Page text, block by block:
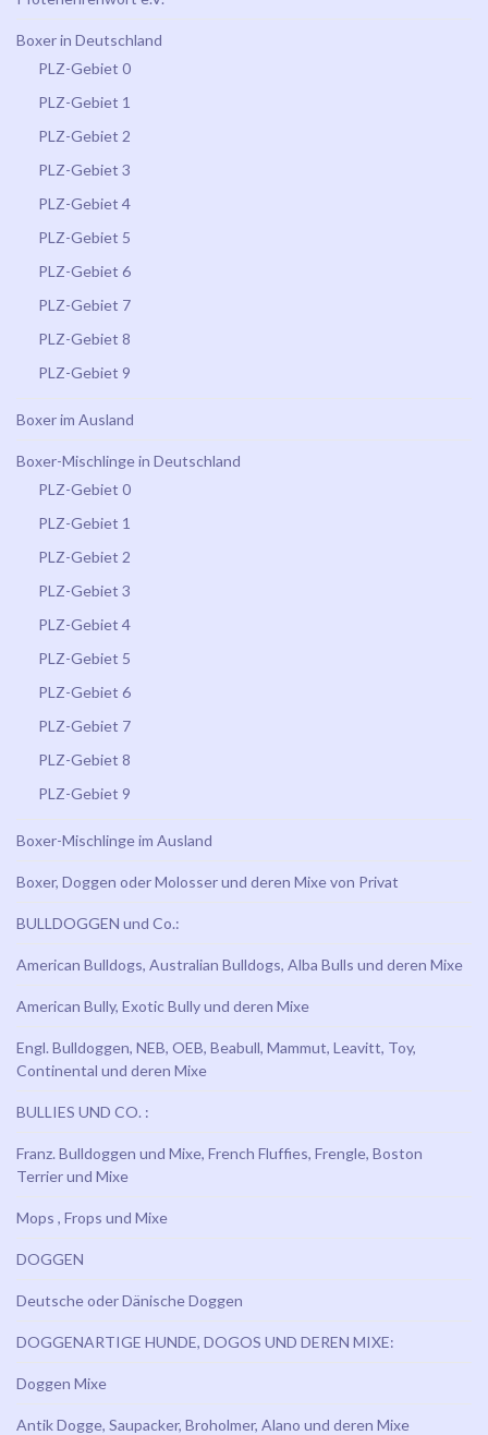
Boxer in Deutschland
PLZ-Gebiet 0
PLZ-Gebiet 1
PLZ-Gebiet 2
PLZ-Gebiet 3
PLZ-Gebiet 4
PLZ-Gebiet 5
PLZ-Gebiet 6
PLZ-Gebiet 7
PLZ-Gebiet 8
PLZ-Gebiet 9
Boxer im Ausland
Boxer-Mischlinge in Deutschland
PLZ-Gebiet 0
PLZ-Gebiet 1
PLZ-Gebiet 2
PLZ-Gebiet 3
PLZ-Gebiet 4
PLZ-Gebiet 5
PLZ-Gebiet 6
PLZ-Gebiet 7
PLZ-Gebiet 8
PLZ-Gebiet 9
Boxer-Mischlinge im Ausland
Boxer, Doggen oder Molosser und deren Mixe von Privat
BULLDOGGEN und Co.:
American Bulldogs, Australian Bulldogs, Alba Bulls und deren Mixe
American Bully, Exotic Bully und deren Mixe
Engl. Bulldoggen, NEB, OEB, Beabull, Mammut, Leavitt, Toy,
Continental und deren Mixe
BULLIES UND CO. :
Franz. Bulldoggen und Mixe, French Fluffies, Frengle, Boston
Terrier und Mixe
Mops , Frops und Mixe
DOGGEN
Deutsche oder Dänische Doggen
DOGGENARTIGE HUNDE, DOGOS UND DEREN MIXE:
Doggen Mixe
Antik Dogge, Saupacker, Broholmer, Alano und deren Mixe